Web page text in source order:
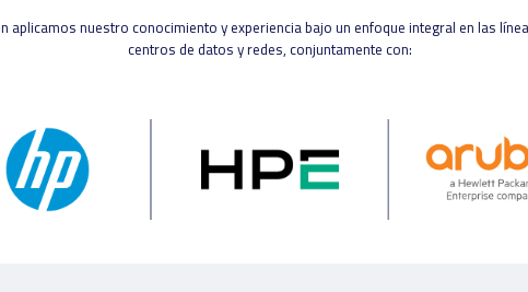
aplicamos nuestro conocimiento y experiencia bajo un enfoque integral en las
centros de datos y redes, conjuntamente con: